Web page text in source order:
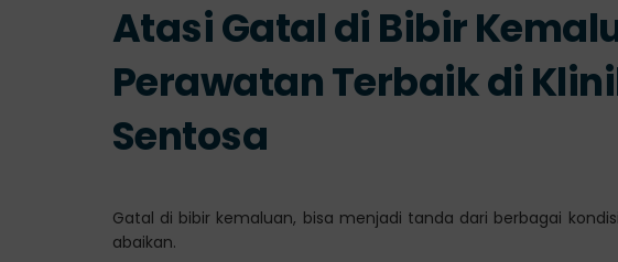
Atasi Gatal di Bibir
Perawatan Terbaik di
Sentosa
Gatal di bibir kemaluan, bisa menjadi tanda dari berbagai
abaikan.